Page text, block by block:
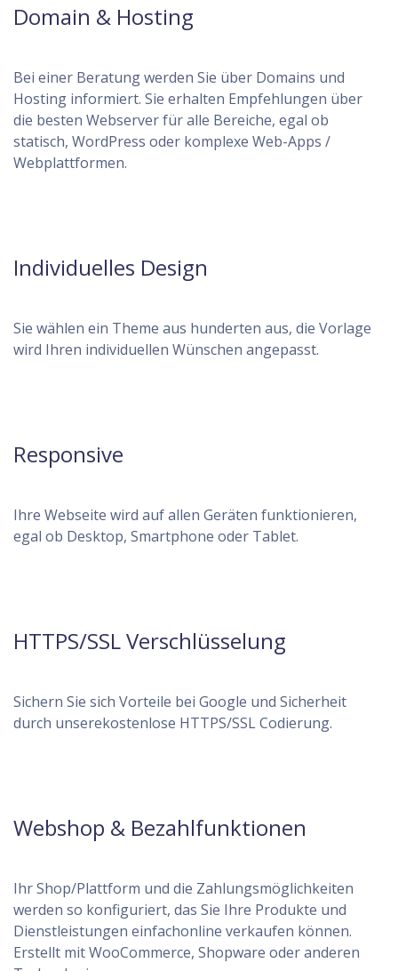
Domain & Hosting
Bei einer Beratung werden Sie über Domains und
Hosting informiert. Sie erhalten Empfehlungen über
die besten Webserver für alle Bereiche, egal ob
statisch, WordPress oder komplexe Web-Apps /
Webplattformen.
Individuelles Design
Sie wählen ein Theme aus hunderten aus, die Vorlage
wird Ihren individuellen Wünschen angepasst.
Responsive
Ihre Webseite wird auf allen Geräten funktionieren,
egal ob Desktop, Smartphone oder Tablet.
HTTPS/SSL Verschlüsselung
Sichern Sie sich Vorteile bei Google und Sicherheit
durch unserekostenlose HTTPS/SSL Codierung.
Webshop & Bezahlfunktionen
Ihr Shop/Plattform und die Zahlungsmöglichkeiten
werden so konfiguriert, das Sie Ihre Produkte und
Dienstleistungen einfachonline verkaufen können.
Erstellt mit WooCommerce, Shopware oder anderen